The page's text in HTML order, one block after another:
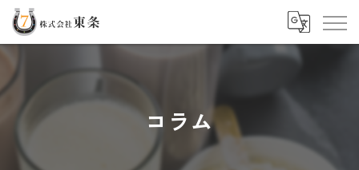
コラム